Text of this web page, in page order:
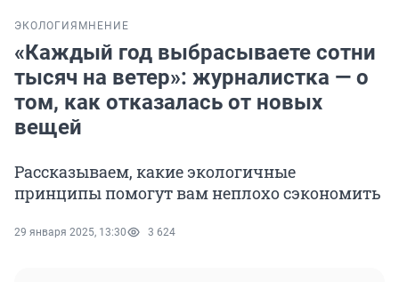
ЭКОЛОГИЯ МНЕНИЕ
«Каждый год выбрасываете сотни
тысяч на ветер»: журналистка — о
том, как отказалась от новых
вещей
Рассказываем, какие экологичные
принципы помогут вам неплохо сэкономить
29 января 2025, 13:30 3 624